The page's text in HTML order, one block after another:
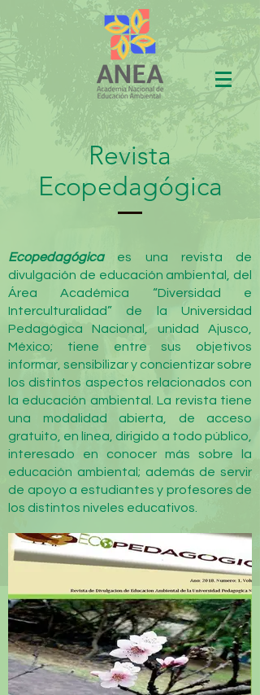
Revista
Ecopedagógica
Ecopedagógicaes una revista de
divulgación de educación ambiental, del
Área Académica “Diversidad e
Interculturalidad” de la Universidad
Pedagógica Nacional, unidad Ajusco,
México; tiene entre sus objetivos
informar, sensibilizar y concientizar sobre
los distintos aspectos relacionados con
la educación ambiental. La revista tiene
una modalidad abierta, de acceso
gratuito, en línea, dirigido a todo público,
interesado en conocer más sobre la
educación ambiental; además de servir
de apoyo a estudiantes y profesores de
los distintos niveles educativos.